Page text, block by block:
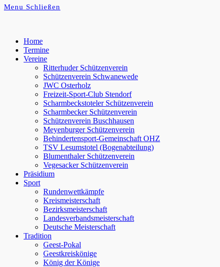
Menu Schließen
Home
Termine
Vereine
Ritterhuder Schützenverein
Schützenverein Schwanewede
JWC Osterholz
Freizeit-Sport-Club Stendorf
Scharmbeckstoteler Schützenverein
Scharmbecker Schützenverein
Schützenverein Buschhausen
Meyenburger Schützenverein
Behindertensport-Gemeinschaft OHZ
TSV Lesumstotel (Bogenabteilung)
Blumenthaler Schützenverein
Vegesacker Schützenverein
Präsidium
Sport
Rundenwettkämpfe
Kreismeisterschaft
Bezirksmeisterschaft
Landesverbandsmeisterschaft
Deutsche Meisterschaft
Tradition
Geest-Pokal
Geestkreiskönige
König der Könige